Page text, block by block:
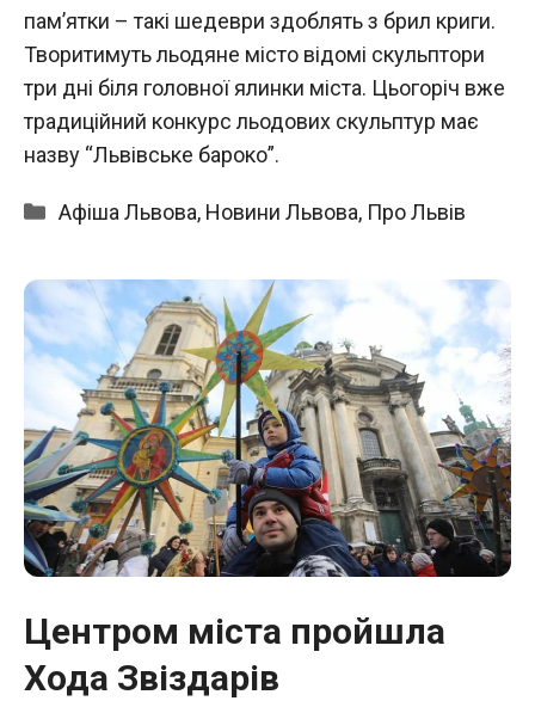
пам’ятки – такі шедеври здоблять з брил криги.
Творитимуть льодяне місто відомі скульптори
три дні біля головної ялинки міста. Цьогоріч вже
традиційний конкурс льодових скульптур має
назву “Львівське бароко”.
Категорії
Афіша Львова, Новини Львова, Про Львів
Центром міста пройшла
Хода Звіздарів